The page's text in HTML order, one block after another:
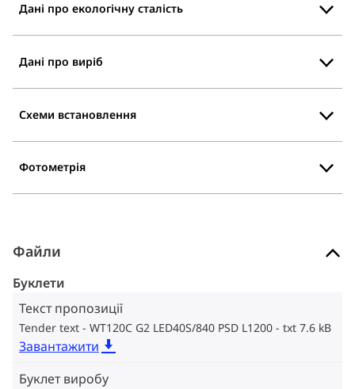
Дані про екологічну сталість
Дані про виріб
Схеми встановлення
Фотометрія
Файли
Буклети
Текст пропозиції
Tender text - WT120C G2 LED40S/840 PSD L1200 txt 7.6 kB
Завантажити
Буклет виробу